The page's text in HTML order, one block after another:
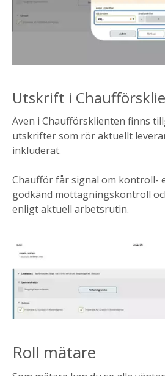
Utskrift i
Även i Chaufförsklienten finns
utskrifter som rör aktuellt
inkluderat.
Chaufför får signal om kontroll-
godkänd mottagningskontroll
enligt aktuell arbetsrutin.
Roll mätare